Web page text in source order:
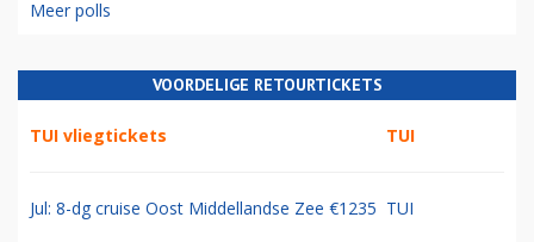
Meer polls
VOORDELIGE RETOURTICKETS
TUI vliegtickets TUI
Jul: 8-dg cruise Oost Middellandse Zee €1235 TUI